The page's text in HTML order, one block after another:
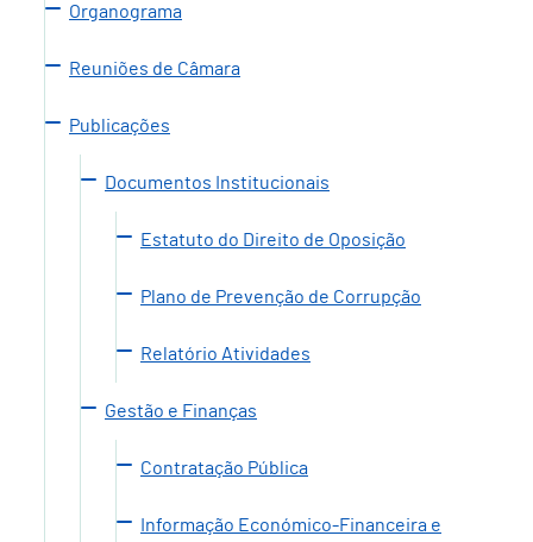
Organograma
Reuniões de Câmara
Publicações
Documentos Institucionais
Estatuto do Direito de Oposição
Plano de Prevenção de Corrupção
Relatório Atividades
Gestão e Finanças
Contratação Pública
Informação Económico-Financeira e